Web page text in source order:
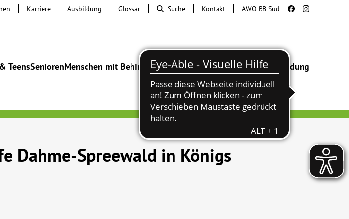
TeensSeniorenMenschen mit BehinderungBeratung & HilfeBegegnung Bildung
Karriere Ausbildung Glossar Suche Kontakt AWO BB Süd
Dahme-Spreewald in Königs